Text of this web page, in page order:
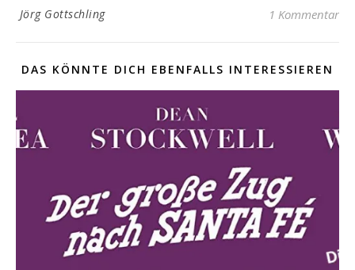
Jörg Gottschling 1 Kommentar
DAS KÖNNTE DICH EBENFALLS INTERESSIEREN